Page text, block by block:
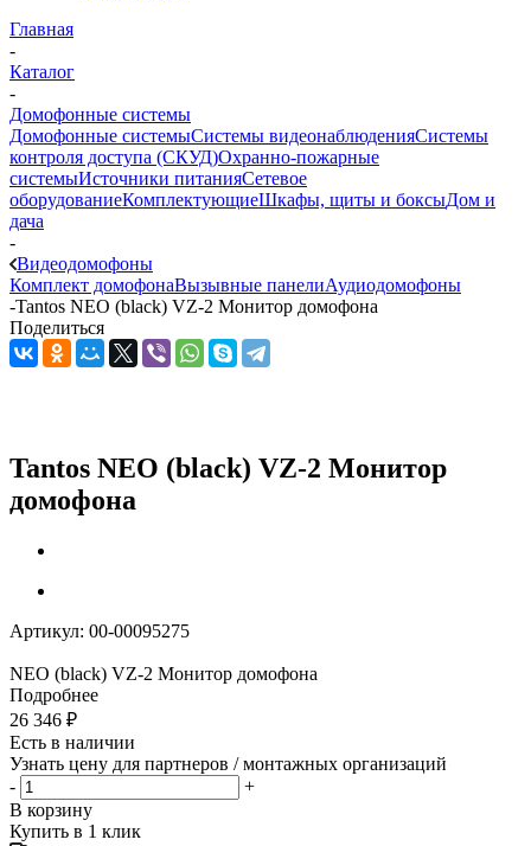
Главная
-
Каталог
-
Домофонные системы
Домофонные системыСистемы видеонаблюденияСистемы
контроля доступа (СКУД)Охранно-пожарные
системыИсточники питанияСетевое
оборудованиеКомплектующиеШкафы, щиты и боксыДом и
дача
-
Видеодомофоны
Комплект домофонаВызывные панелиАудиодомофоны
-Tantos NEO (black) VZ-2 Монитор домофона
Поделиться
Tantos NEO (black) VZ-2 Монитор
домофона
Артикул: 00-00095275
NEO (black) VZ-2 Монитор домофона
Подробнее
26 346 ₽
Есть в наличии
Узнать цену для партнеров / монтажных организаций
-
+
В корзину
Купить в 1 клик